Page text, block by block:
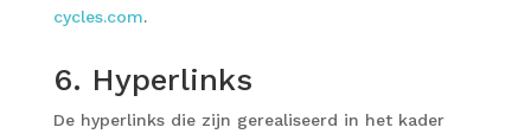
cycles.com.
6. Hyperlinks
De hyperlinks die zijn gerealiseerd in het kader